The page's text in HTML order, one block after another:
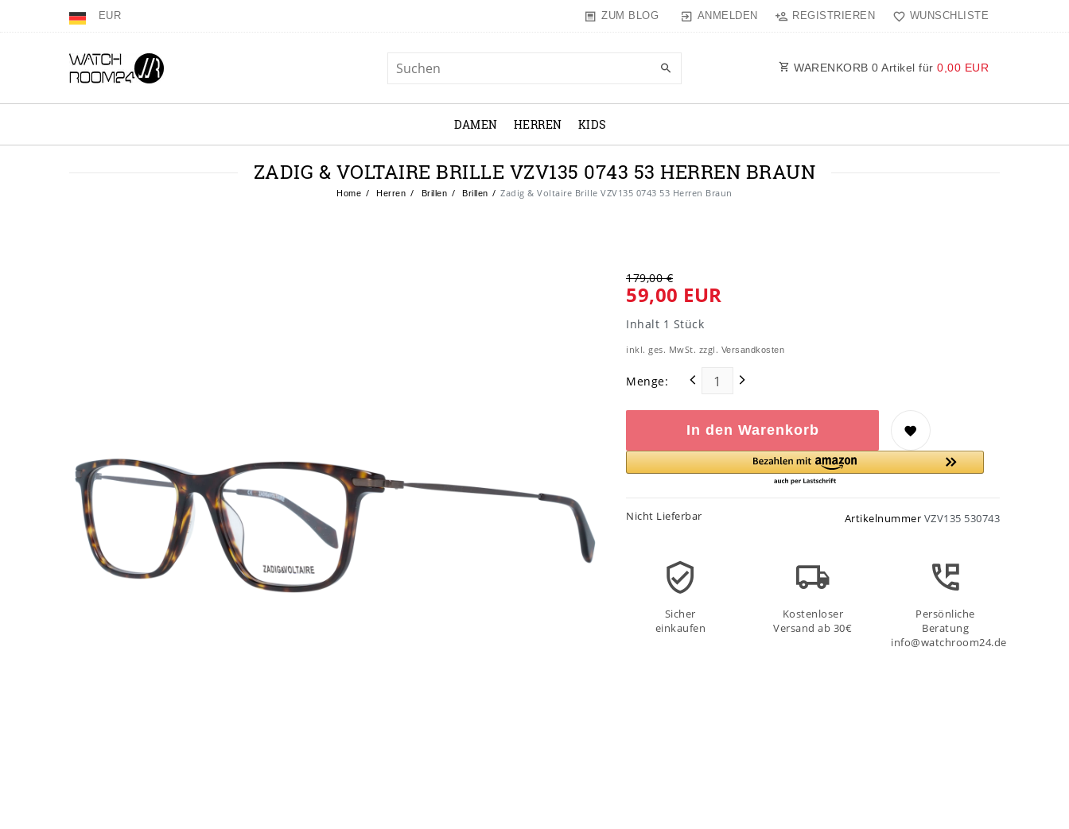
EUR ZUM BLOG ANMELDEN REGISTRIEREN WUNSCHLISTE
WARENKORB 0 Artikel für 0,00 EUR
DAMEN HERREN KIDS
ZADIG & VOLTAIRE BRILLE VZV135 0743 53 HERREN BRAUN
Home Herren Brillen Brillen Zadig & Voltaire Brille VZV135 0743 53 Herren Braun
179,00 €
59,00 EUR
Inhalt 1 Stück
inkl. ges. MwSt. zzgl. Versandkosten
Menge:
In den Warenkorb
Nicht Lieferbar Artikelnummer VZV135 530743
Sicher
einkaufen
Kostenloser
Versand ab 30€
Persönliche
Beratung
info@watchroom24.de